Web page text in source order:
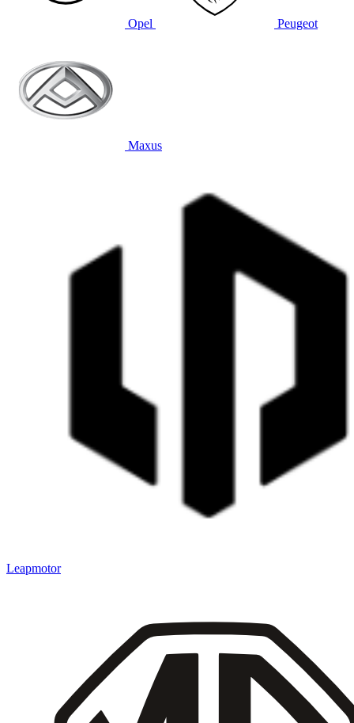
Opel Peugeot
Maxus
Leapmotor